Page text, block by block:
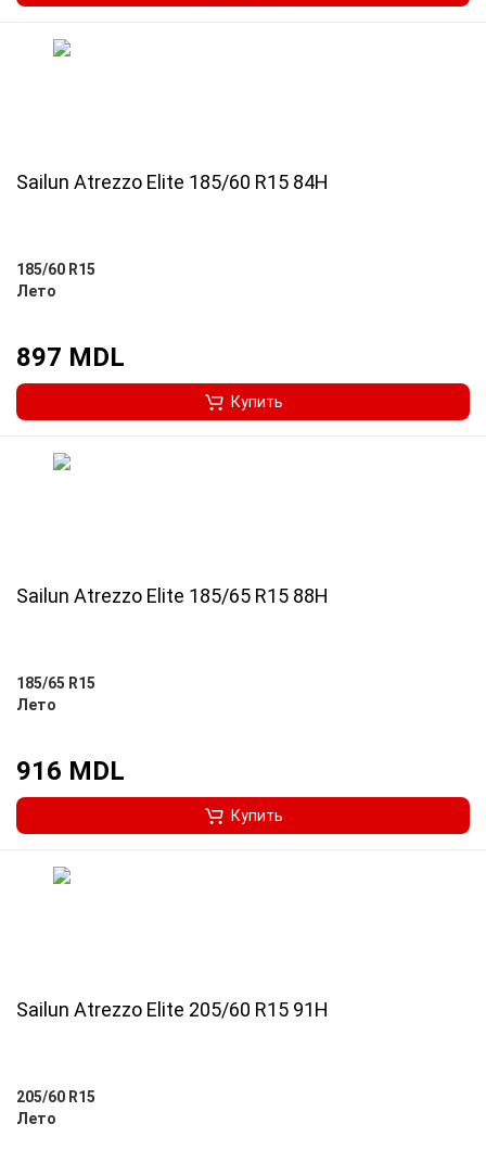
Sailun Atrezzo Elite 185/60 R15 84H
185/60 R15
Лето
897 MDL
Купить
Sailun Atrezzo Elite 185/65 R15 88H
185/65 R15
Лето
916 MDL
Купить
Sailun Atrezzo Elite 205/60 R15 91H
205/60 R15
Лето